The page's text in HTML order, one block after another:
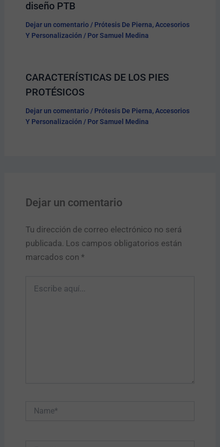
diseño PTB
Dejar un comentario / Prótesis De Pierna,Accesorios
Y Personalización / PorSamuel Medina
CARACTERÍSTICAS DE LOS PIES
PROTÉSICOS
Dejar un comentario / Prótesis De Pierna,Accesorios
Y Personalización / PorSamuel Medina
Dejar un comentario
Tu dirección de correo electrónico no será
publicada. Los campos obligatorios están
marcados con *
aquí...